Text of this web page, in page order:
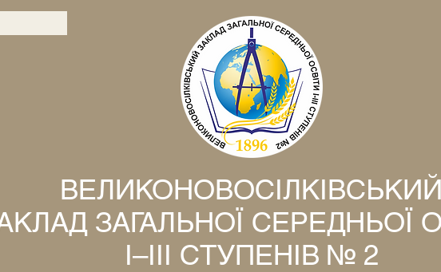
ВЕЛИКОНОВОСІЛКІВСЬКИЙ
ЗАГАЛЬНОЇ СЕРЕДНЬОЇ
І–ІІІ СТУПЕНІВ № 2